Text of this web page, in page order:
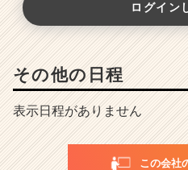
ログイン
その他の日程
表示日程がありません
この会社